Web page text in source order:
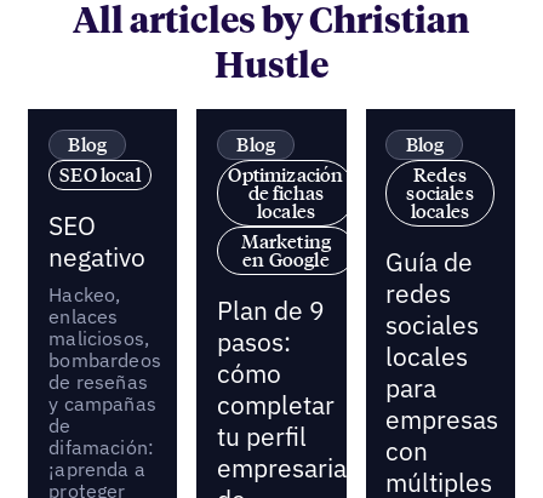
All articles by Christian
Hustle
Blog
SEO local
SEO
negativo
Hackeo,
enlaces
maliciosos,
bombardeos
de reseñas
y campañas
de
difamación:
¡aprenda a
proteger
Blog
Optimización
de fichas
locales
Marketing
en Google
Plan de 9
pasos:
cómo
completar
tu perfil
empresarial
Blog
Redes
sociales
locales
Guía de
redes
sociales
locales
para
empresas
con
múltiples